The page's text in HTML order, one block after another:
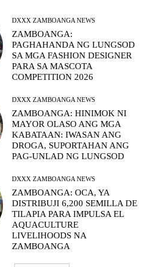
DXXX ZAMBOANGA NEWS
ZAMBOANGA:
PAGHAHANDA NG LUNGSOD
SA MGA FASHION DESIGNER
PARA SA MASCOTA
COMPETITION 2026
DXXX ZAMBOANGA NEWS
ZAMBOANGA: HINIMOK NI
MAYOR OLASO ANG MGA
KABATAAN: IWASAN ANG
DROGA, SUPORTAHAN ANG
PAG-UNLAD NG LUNGSOD
DXXX ZAMBOANGA NEWS
ZAMBOANGA: OCA, YA
DISTRIBUJI 6,200 SEMILLA DE
TILAPIA PARA IMPULSA EL
AQUACULTURE
LIVELIHOODS NA
ZAMBOANGA